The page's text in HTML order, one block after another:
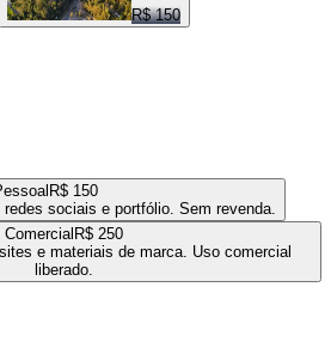
R$ 150
R$ 150
sociais e portfólio. Sem revenda.
Comercial R$ 250
e materiais de marca. Uso comercial
liberado.